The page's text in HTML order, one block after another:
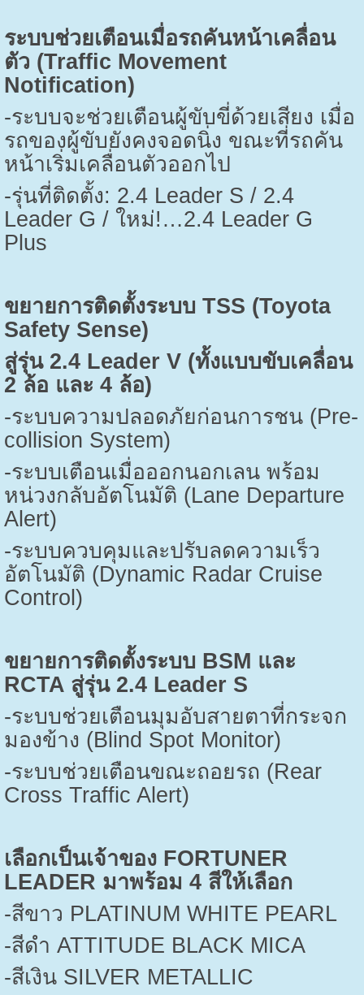
ระบบช่วยเตือนเมื่อรถคันหน้าเคลื่อน
ตัว (Traffic Movement
Notification)
-ระบบจะช่วยเตือนผู้ขับขี่ด้วยเสียง เมื่อ
รถของผู้ขับยังคงจอดนิ่ง ขณะที่รถคัน
หน้าเริ่มเคลื่อนตัวออกไป
-รุ่นที่ติดตั้ง: 2.4 Leader S / 2.4
Leader G / ใหม่!…2.4 Leader G
Plus
ขยายการติดตั้งระบบ TSS (Toyota
Safety Sense)
สู่รุ่น 2.4 Leader V (ทั้งแบบขับเคลื่อน
2 ล้อ และ 4ล้อ)
-ระบบความปลอดภัยก่อนการชน (Pre-
collision System)
-ระบบเตือนเมื่อออกนอกเลน พร้อม
หน่วงกลับอัตโนมัติ (Lane Departure
Alert)
-ระบบควบคุมและปรับลดความเร็ว
อัตโนมัติ (Dynamic Radar Cruise
Control)
ขยายการติดตั้งระบบ BSM และ
RCTA สู่รุ่น 2.4 Leader S
-ระบบช่วยเตือนมุมอับสายตาที่กระจก
มองข้าง (Blind Spot Monitor)
-ระบบช่วยเตือนขณะถอยรถ (Rear
Cross Traffic Alert)
เลือกเป็นเจ้าของ FORTUNER
LEADER มาพร้อม 4สีให้เลือก
-สีขาว PLATINUM WHITE PEARL
-สีดำ ATTITUDE BLACK MICA
-สีเงิน SILVER METALLIC